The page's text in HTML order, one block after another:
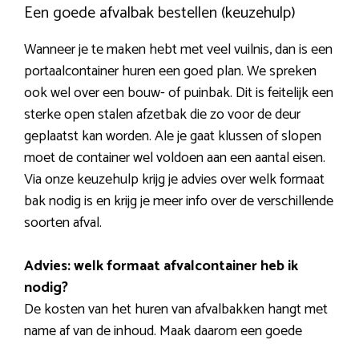
Een goede afvalbak bestellen (keuzehulp)
Wanneer je te maken hebt met veel vuilnis, dan is een
portaalcontainer huren een goed plan. We spreken
ook wel over een bouw- of puinbak. Dit is feitelijk een
sterke open stalen afzetbak die zo voor de deur
geplaatst kan worden. Ale je gaat klussen of slopen
moet de container wel voldoen aan een aantal eisen.
Via onze keuzehulp krijg je advies over welk formaat
bak nodig is en krijg je meer info over de verschillende
soorten afval.
Advies: welk formaat afvalcontainer heb ik
nodig?
De kosten van het huren van afvalbakken hangt met
name af van de inhoud. Maak daarom een goede